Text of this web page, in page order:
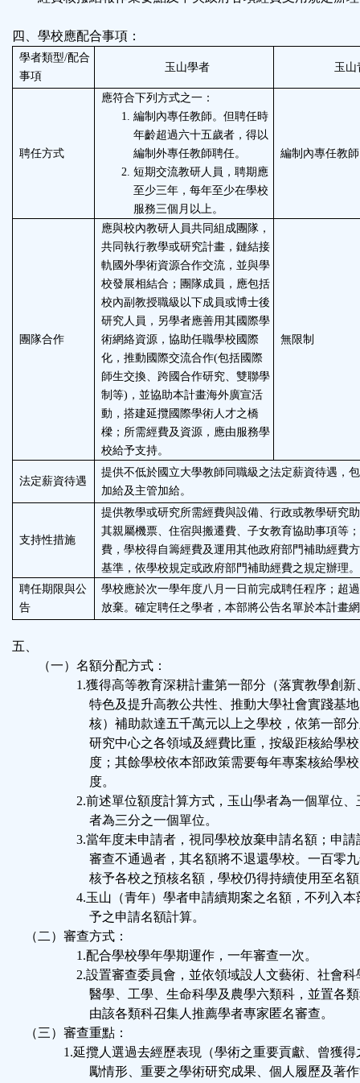
四、學校應配合事項：
學者類型/配合
事項
玉山學者 玉山
聘任方式
應符合下列方式之一：
編制內專任教師。但聘任時
年齡超過六十五歲者，得以
編制外專任教師聘任。
短期交流教研人員，聘期應
至少三年，每年至少在學校
服務三個月以上。
編制內專任教師
團隊合作
應與校內教研人員共同組成團隊，
共同執行教學或研究計畫，鏈結接
軌國外學術資源合作交流，並與學
校發展相結合；團隊成員，應包括
校內副教授職級以下成員或博士後
研究人員，另學者應善用其國際學
術網絡資源，協助任職學校國際
化，推動國際交流合作(包括國際
師生交換、跨國合作研究、雙聯學
制等) ，並協助本計畫海外廣宣活
動，搭建延攬國際學術人才之橋
樑；所需經費及資源，應由服務學
校給予支持。
無限制
法定薪資待遇
提供不低於國立大學教師同職級之法定薪資待遇，
加給及主管加給。
支持性措施
提供教學或研究所需經費與設備、行政或教學研究
其親屬機票、住宿與搬遷費、子女教育協助事項等
費，學校得自籌經費及運用其他政府部門補助經費
基準，依學校規定或政府部門補助經費之規定辦理。
聘任期限與公
告
學校應於次一學年度八月一日前完成聘任程序；超
放棄。確定聘任之學者，本部將公告名單於本計畫
五、
（一）名額分配方式：
1.獲得高等教育深耕計畫第一部分（落實教學創新
特色及提升高教公共性、推動大學社會實踐基地
核）補助款達五千萬元以上之學校，依第一部分
研究中心之各領域及經費比重，按級距核給學校
度；其餘學校依本部政策需要每年專案核給學校
度。
2.前述單位額度計算方式，玉山學者為一個單位、
者為三分之一個單位。
3.當年度未申請者，視同學校放棄申請名額；申請
審查不通過者，其名額將不退還學校。一百零九
核予各校之預核名額，學校仍得持續使用至名額
4.玉山（青年）學者申請續期案之名額，不列入本
予之申請名額計算。
（二）審查方式：
1.配合學校學年學期運作，一年審查一次。
2.設置審查委員會，並依領域設人文藝術、社會科
醫學、工學、生命科學及農學六類科，並置各類
由該各類科召集人推薦學者專家匿名審查。
（三）審查重點：
1.延攬人選過去經歷表現（學術之重要貢獻、曾獲得
勵情形、重要之學術研究成果、個人履歷及著作